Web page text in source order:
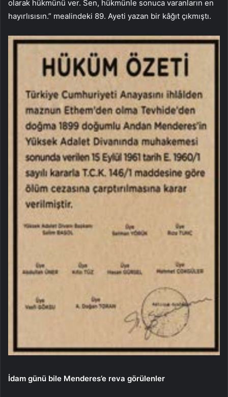
olarak hükmünü ver. Sen, hükmünle sonuca varanların en
hayırlısısın.” mealindeki 89. Ayeti yazan bir kâğıt çıkmıştı.
İdam günü bile Menderes’e reva görülenler